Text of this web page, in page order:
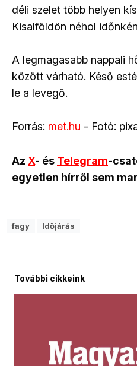
déli szelet több helyen
Kisalföldön néhol
A legmagasabb nappali
között várható. Késő
le a levegő.
Forrás: met.hu - Fotó:
Az X- és Telegram-
egyetlen hírről sem
fagy Időjárás
További cikkeink